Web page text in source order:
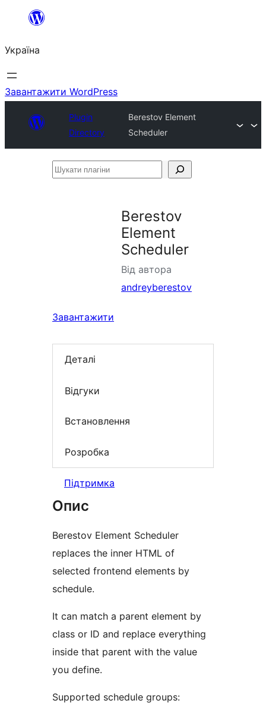
Перейти
вмісту
Україна
Завантажити WordPress
Plugin
Directory
Berestov Element
Scheduler
Шукати
Berestov
Element
Scheduler
Від автора
andreyberestov
Завантажити
Деталі
Відгуки
Встановлення
Розробка
Підтримка
Опис
Berestov Element Scheduler
replaces the inner HTML of
selected frontend elements by
schedule.
It can match a parent element by
class or ID and replace everything
inside that parent with the value
you define.
Supported schedule groups: